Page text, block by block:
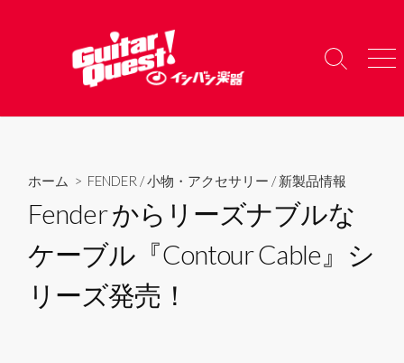
へ
検
り
メ
ー
ホーム > FENDER /小物・アクセサリー /新製品情報
Fender からリーズナブルな
ケーブル『Contour Cable』シ
リーズ発売！